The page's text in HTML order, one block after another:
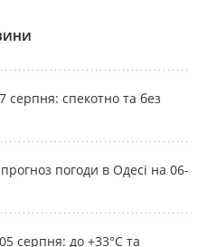
серпня: спекотно та без
погоди в Одесі на 06-
серпня: до +33°С та